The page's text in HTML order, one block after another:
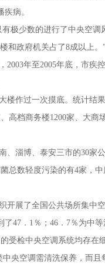
病。
极少数的进行了中央空
和政府机关占了8成以上。
2003年至2005年底，市
楼作过一次摸底。统计结
高档商务楼1200家、大
、淄博、泰安三市的30家
总数轻度污染的有4家，
开展了全国公共场所集中
47．1％；46．7％为中
受检中央空调系统均存在
央空调需清洗保养，而